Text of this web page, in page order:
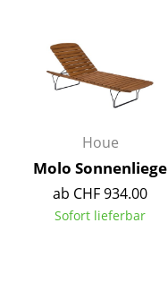
Sicheres Arbeiten
Hersteller
Artemide
Cassina
Houe
Molo Sonnenliege
ab CHF 934.00
Sofort lieferbar